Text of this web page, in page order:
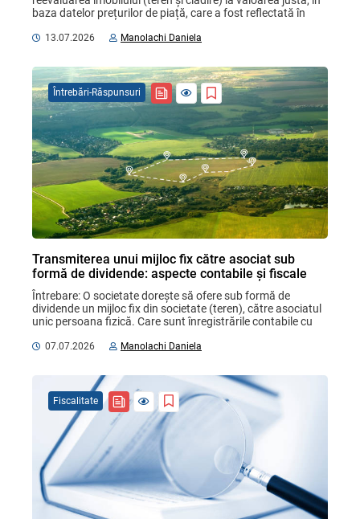
baza datelor prețurilor de piață, care a fost reflectată în
13.07.2026 Manolachi Daniela
Transmiterea unui mijloc fix către asociat sub
formă de dividende: aspecte contabile și fiscale
Întrebare: O societate dorește să ofere sub formă de
dividende un mijloc fix din societate (teren), către asociatul
unic persoana fizică. Care sunt înregistrările contabile cu
07.07.2026 Manolachi Daniela
Întrebări-Răspunsuri
Fiscalitate